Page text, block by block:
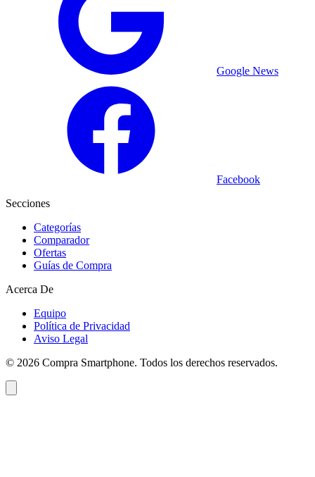
Google News
Facebook
Secciones
Categorías
Comparador
Ofertas
Guías de Compra
Acerca De
Equipo
Política de Privacidad
Aviso Legal
© 2026 Compra Smartphone. Todos los derechos reservados.